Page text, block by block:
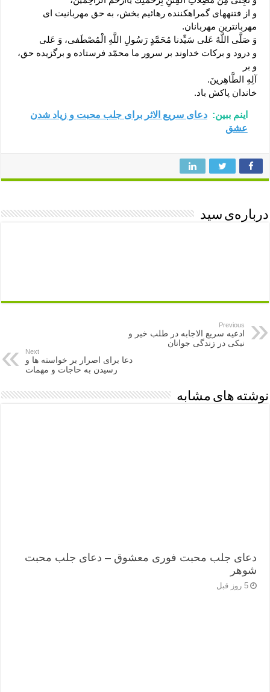
و از فتنه‏هاى گمراه‏کننده رهائیم بخش، به حق مهربانیت اى
مهربانترین مهربانان.
وَ صَلَّى اللَّهُ عَلى‏ سَيِّدنا مُحَمَّدٍ رَسُولِ اللَّهِ الْمُصْطَفى‏، وَ عَلى‏
و درود و برکات خداوند بر سرور ما محمّد فرستاده و برگزیده حق،
و بر
آلِهِ الطَّاهِرينَ.
خاندان پاکش باد.
اینم ببین: دعای سریع الاثر برای جلب محبت و زیاد شدن
عشق
درباره‌ی سید
Previous
ادعیه سریع الاجابه در طلب خیر و
نیکی در زندگی جوانان
Next
دعا برای اصرار بر خواسته ها و
رسیدن به حاجات و مهمات
نوشته های مشابه
دعای جلب محبت فوری معشوق – دعای جلب محبت
شوهر
5 روز قبل